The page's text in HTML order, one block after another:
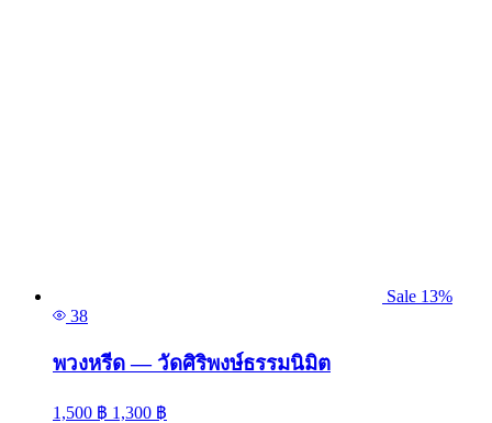
Sale 13%
38
พวงหรีด — วัดศิริพงษ์ธรรมนิมิต
1,500 ฿ 1,300 ฿